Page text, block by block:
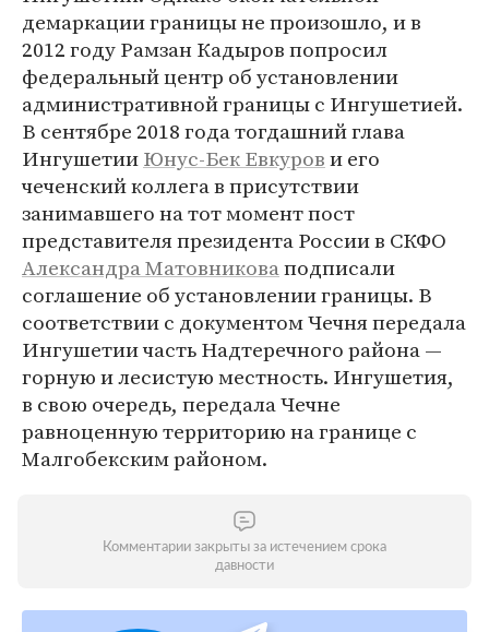
демаркации границы не произошло, и в
2012 году Рамзан Кадыров попросил
федеральный центр об установлении
административной границы с Ингушетией.
В сентябре 2018 года тогдашний глава
ИнгушетииЮнус-Бек Евкурови его
чеченский коллега в присутствии
занимавшего на тот момент пост
представителя президента России в СКФО
Александра Матовниковаподписали
соглашение об установлении границы. В
соответствии с документом Чечня передала
Ингушетии часть Надтеречного района —
горную и лесистую местность. Ингушетия,
в свою очередь, передала Чечне
равноценную территорию на границе с
Малгобекским районом.
Комментарии закрыты за истечением срока
давности